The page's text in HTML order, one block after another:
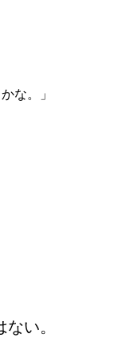
な。」
い。